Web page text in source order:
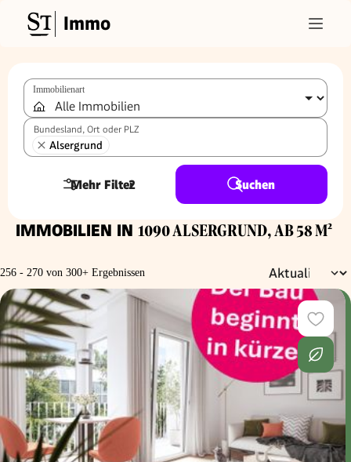
Immo
Immobilienart
Bundesland, Ort oder PLZ
Alsergrund
Mehr Filter
2 Suchen
IMMOBILIEN IN 1090 ALSERGRUND, AB 58 M²
256 - 270 von 300+ Ergebnissen